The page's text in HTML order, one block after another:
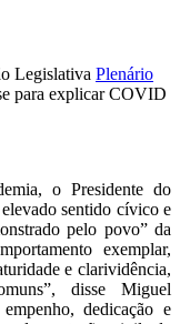
Legislativa Plenário
para explicar COVID
o Presidente do
sentido cívico e
pelo povo” da
exemplar,
e clarividência,
disse Miguel
dedicação e